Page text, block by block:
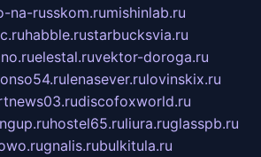
na-russkom.rumishinlab.ru
habble.rustarbucksvia.ru
elestal.ruvektor-doroga.ru
lenasever.rulovinskix.ru
discofoxworld.ru
hostel65.ruliura.ruglasspb.ru
gnalis.rubulkitula.ru